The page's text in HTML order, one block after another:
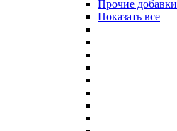
Прочие добавки
Показать все